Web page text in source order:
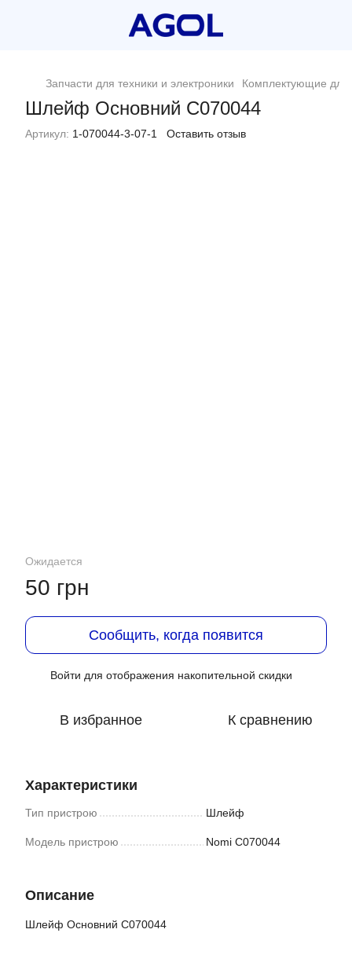
Запчасти для техники и электроники Комплектующие для
Шлейф Основний C070044
Артикул: 1-070044-3-07-1 Оставить отзыв
Ожидается
50 грн
Сообщить, когда появится
Войти для отображения накопительной скидки
В избранное К сравнению
Характеристики
Тип пристрою Шлейф
Модель пристрою Nomi C070044
Описание
Шлейф Основний C070044